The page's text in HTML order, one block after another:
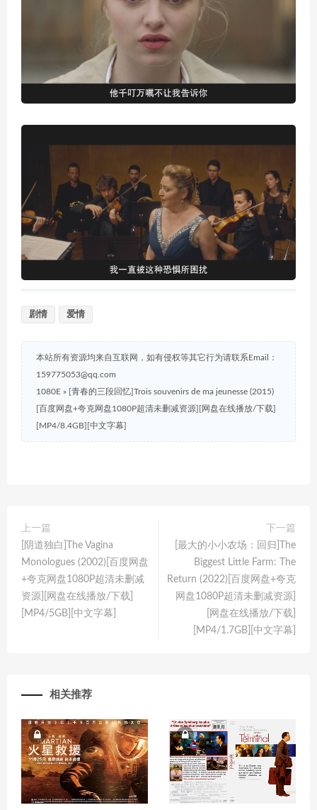
剧情 爱情
本站所有资源均来自互联网，如有侵权等其它行为请联系Email：
159775053@qq.com
1080E » [青春的三段回忆]Trois souvenirs de ma jeunesse (2015)
[百度网盘+夸克网盘1080P超清未删减资源][网盘在线播放/下载]
[MP4/8.4GB][中文字幕]
上一篇
[阴道独白]The Vagina
Monologues (2002)[百度网盘
+夸克网盘1080P超清未删减
资源][网盘在线播放/下载]
[MP4/5GB][中文字幕]
下一篇
[最大的小小农场：回归]The
Biggest Little Farm: The
Return (2022)[百度网盘+夸克
网盘1080P超清未删减资源]
[网盘在线播放/下载]
[MP4/1.7GB][中文字幕]
相关推荐